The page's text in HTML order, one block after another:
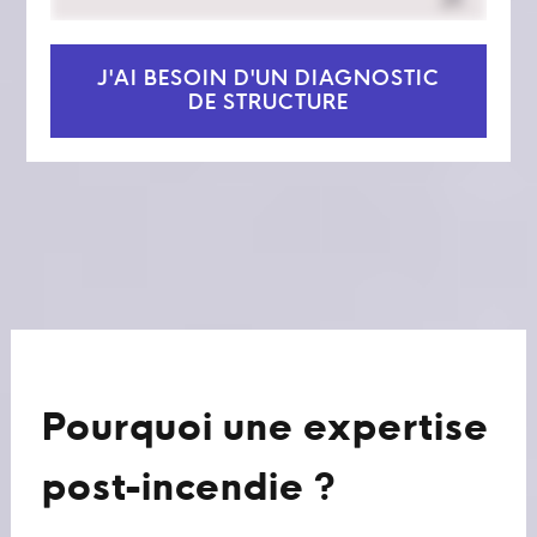
J'AI BESOIN D'UN DIAGNOSTIC
DE STRUCTURE
Pourquoi une expertise
post-incendie ?